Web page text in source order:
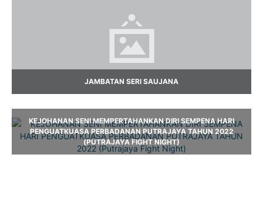
JAMBATAN SERI SAUJANA
KEJOHANAN SENI MEMPERTAHANKAN DIRI SEMPENA HARI
PENGUATKUASA PERBADANAN PUTRAJAYA TAHUN 2022
(PUTRAJAYA FIGHT NIGHT)